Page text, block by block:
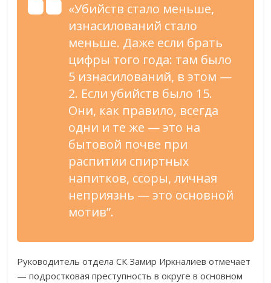
«Убийств стало меньше,
изнасилований стало
меньше. Даже если брать
цифры того года: там было
5 изнасилований, в этом —
2. Если убийств было 15.
Они, как правило, всегда
одни и те же — это на
бытовой почве при
распитии спиртных
напитков, ссоры, личная
неприязнь — это основной
мотив”.
Руководитель отдела СК Замир Иркналиев отмечает
— подростковая преступность в округе в основном